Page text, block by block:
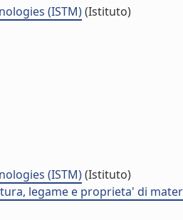
(ISTM)(Istituto)
(ISTM)(Istituto)
legame e proprieta' di